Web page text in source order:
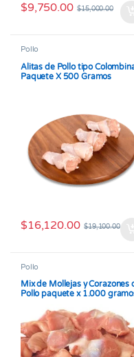
$9,750.00 $15,000.00
Pollo
Alitas de Pollo tipo
Paquete X 500 Gramos
$16,120.00 $19,100.00
Pollo
Mix de Mollejas y Corazones
Pollo paquete x 1.000